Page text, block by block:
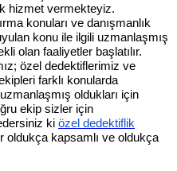
hizmet vermekteyiz.
konuları ve danışmanlık
konu ile ilgili uzmanlaşmış
olan faaliyetler başlatılır.
özel dedektiflerimiz ve
farklı konularda
oldukları için
ekip sizler için
ki özel dedektiflik
oldukça kapsamlı ve oldukça